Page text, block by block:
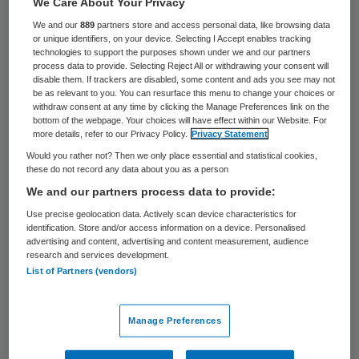
Wie een nieuw idee heeft om mensen met
een chronische ziekte of beperking aan
meer kracht of grip op hun leven te helpen,
kan zich tot 1 april 2010 inschrijven voor de
Nationale Zorgvernieuwingsprijs. ZonMw,
VSBfonds en het ZIP willen met deze prijs
zoveel mogelijk goede ideeën uitvoerbaar
maken.
Aandeel in elkaars kracht
Voor het winnende idee stellen de
organisatoren 75.000 euro beschikbaar. Ook
We and our889 partners store and access personal data, like browsing data
or unique identifiers, on your device. Selecting I Accept enables tracking
technologies to support the purposes shown under we and our partners
process data to provide. Selecting Reject All or withdrawing your consent will
disable them. If trackers are disabled, some content and ads you see may not
be as relevant to you. You can resurface this menu to change your choices or
withdraw consent at any time by clicking the Manage Preferences link on the
bottom of the webpage. Your choices will have effect within our Website. For
more details, refer to our Privacy Policy.
Privacy Statement
Would you rather not? Then we only place essential and statistical cookies,
these do not record any data about you as a person
We and our partners process data to provide:
Use precise geolocation data. Actively scan device characteristics for
identification. Store and/or access information on a device. Personalised
advertising and content, advertising and content measurement, audience
research and services development.
List of Partners (vendors)
Manage Preferences